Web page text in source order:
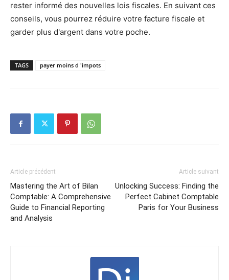
rester informé des nouvelles lois fiscales. En suivant ces
conseils, vous pourrez réduire votre facture fiscale et
garder plus d'argent dans votre poche.
TAGS payer moins d 'impots
Article précédent
Mastering the Art of Bilan
Comptable: A Comprehensive
Guide to Financial Reporting
and Analysis
Article suivant
Unlocking Success: Finding the
Perfect Cabinet Comptable
Paris for Your Business